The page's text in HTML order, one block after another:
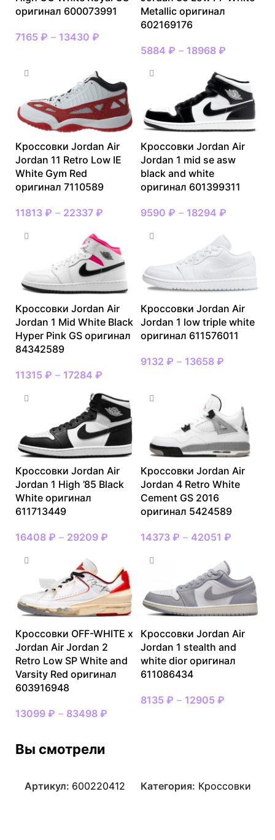
оригинал 600073991
7165 ₽ – 13430 ₽
Metallic оригинал
602169176
5884 ₽ – 18968 ₽
Кроссовки Jordan Air
Jordan 11 Retro Low IE
White Gym Red
оригинал 7110589
11813 ₽ – 22337 ₽
Кроссовки Jordan Air
Jordan 1 mid se asw
black and white
оригинал 601399311
9590 ₽ – 18294 ₽
Кроссовки Jordan Air
Jordan 1 Mid White Black
Hyper Pink GS оригинал
84342589
11315 ₽ – 17284 ₽
Кроссовки Jordan Air
Jordan 1 low triple white
оригинал 611576011
9132 ₽ – 13658 ₽
Кроссовки Jordan Air
Jordan 1 High ’85 Black
White оригинал
611713449
16408 ₽ – 29209 ₽
Кроссовки Jordan Air
Jordan 4 Retro White
Cement GS 2016
оригинал 5424589
14373 ₽ – 42051 ₽
Кроссовки OFF-WHITE x
Jordan Air Jordan 2
Retro Low SP White and
Varsity Red оригинал
603916948
13099 ₽ – 83498 ₽
Кроссовки Jordan Air
Jordan 1 stealth and
white dior оригинал
611086434
8135 ₽ – 12905 ₽
Вы смотрели
Артикул: 600220412 Категория: Кроссовки